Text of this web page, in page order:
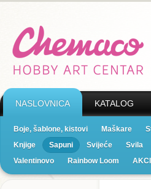
NASLOVNICA KATALOG
Boje, šablone, kistovi Maškare
Knjige
Sapuni Svijeće Svila
Valentinovo
Rainbow Loom